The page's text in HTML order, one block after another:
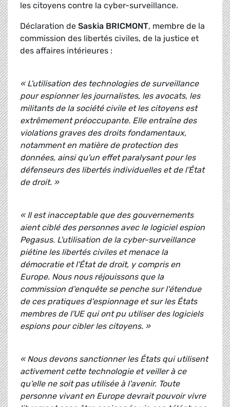
les citoyens contre la cyber-surveillance.
Déclaration de Saskia BRICMONT, membre de la
commission des libertés civiles, de la justice et
des affaires intérieures :
« L'utilisation des technologies de surveillance
pour espionner les journalistes, les avocats, les
militants de la société civile et les citoyens est
extrêmement préoccupante. Elle entraîne des
violations graves des droits fondamentaux,
notamment en matière de protection des
données, ainsi qu'un effet paralysant pour les
défenseurs des libertés individuelles et de l'État
de droit. »
« Il est inacceptable que des gouvernements
aient ciblé des personnes avec le logiciel espion
Pegasus. L'utilisation de la cyber-surveillance
piétine les libertés civiles et menace la
démocratie et l'État de droit, y compris en
Europe. Nous nous réjouissons que la
commission d'enquête se penche sur l'étendue
de ces pratiques d'espionnage et sur les États
membres de l'UE qui ont pu utiliser des logiciels
espions pour cibler les citoyens. »
« Nous devons sanctionner les États qui utilisent
activement cette technologie et veiller à ce
qu'elle ne soit pas utilisée à l'avenir. Toute
personne vivant en Europe devrait pouvoir vivre